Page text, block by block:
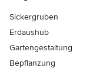
Sickergruben
Erdaushub
Gartengestaltung
Bepflanzung